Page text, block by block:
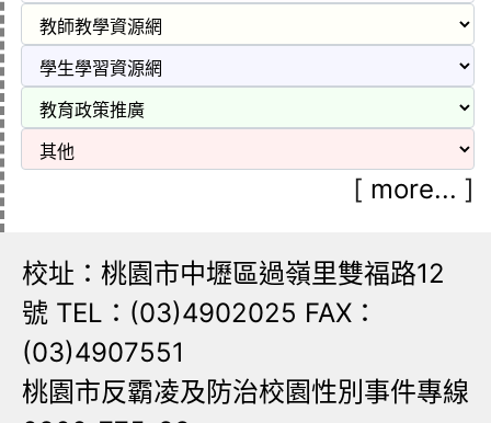
[ more... ]
校址：桃園市中壢區過嶺里雙福路12
號 TEL：(03)4902025 FAX：
(03)4907551
桃園市反霸凌及防治校園性別事件專線